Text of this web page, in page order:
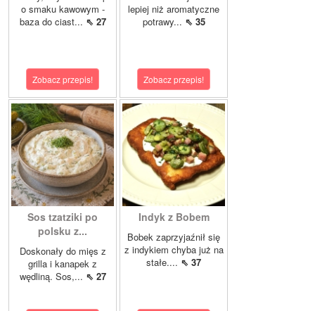
o smaku kawowym -
baza do ciast... ⇖ 27
Zobacz przepis!
lepiej niż aromatyczne
potrawy... ⇖ 35
Zobacz przepis!
Sos tzatziki po
polsku z...
Doskonały do mięs z
grilla i kanapek z
wędliną. Sos,... ⇖ 27
Indyk z Bobem
Bobek zaprzyjaźnił się
z indykiem chyba już na
stałe.... ⇖ 37